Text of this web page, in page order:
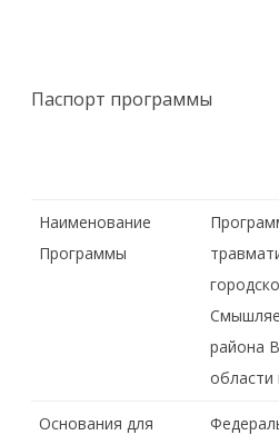
Паспорт программы
Наименование
Программы
района
области
Основания для